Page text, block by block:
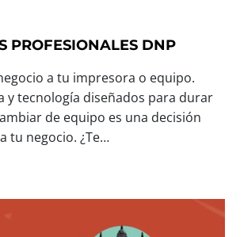
PROFESIONALES DNP
a tu impresora o equipo.
y tecnología diseñados para durar
de equipo es una decisión
tu negocio. ¿Te…